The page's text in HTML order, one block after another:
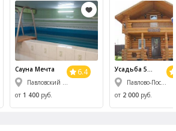
6.4
Сауна Мечта
Павловский Посад ул. 1-го Мая д 95 Б
от 1 400 руб.
Усадьба 5
Дубов
Павлово-Посадский р-н, д. Заозерье, ул. Мирная, 2
от 2 000 руб.